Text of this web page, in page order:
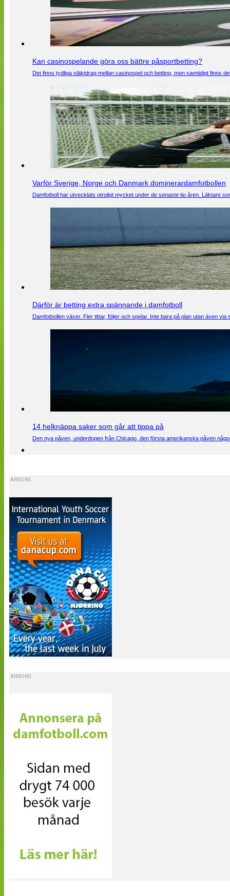
Kan casinospelande göra oss bättre påsportbetting?
Det finns tydliga släktdrag mellan casinospel och betting, men samtidigt finns
Varför Sverige, Norge och Danmark dominerardamfotbollen
Damfotboll har utvecklats otroligt mycket under de senaste tio åren. Läktare
Därför är betting extra spännande i damfotboll
Damfotbollen växer. Fler tittar, följer och spelar. Inte bara på plan utan även
14 helknäppa saker som går att tippa på
Den nya påven, underdogen från Chicago, den första amerikanska påven
ANNONS
ANNONS